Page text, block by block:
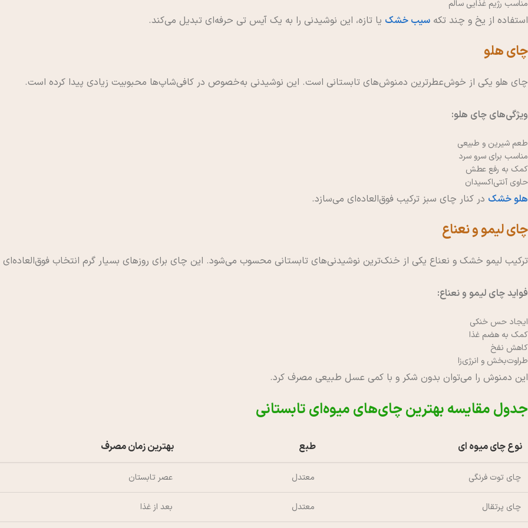
مناسب رژیم غذایی سالم
استفاده از یخ و چند تکه سیب خشک یا تازه، این نوشیدنی را به یک آیس تی حرفه‌ای تبدیل می‌کند.
چای هلو
چای هلو یکی از خوش‌عطرترین دمنوش‌های تابستانی است. این نوشیدنی به‌خصوص در کافی‌شاپ‌ها محبوبیت زیادی پیدا کرده است.
ویژگی‌های چای هلو:
طعم شیرین و طبیعی
مناسب برای سرو سرد
کمک به رفع عطش
حاوی آنتی‌اکسیدان
هلو خشک در کنار چای سبز ترکیب فوق‌العاده‌ای می‌سازد.
چای لیمو و نعناع
ترکیب لیمو خشک و نعناع یکی از خنک‌ترین نوشیدنی‌های تابستانی محسوب می‌شود. این چای برای روزهای بسیار گرم انتخاب
فواید چای لیمو و نعناع:
ایجاد حس خنکی
کمک به هضم غذا
کاهش نفخ
طراوت‌بخش و انرژی‌زا
این دمنوش را می‌توان بدون شکر و با کمی عسل طبیعی مصرف کرد.
جدول مقایسه بهترین چای‌های میوه‌ای تابستانی
نوع چای میوه ای طبع بهترین زمان مصرف
چای توت فرنگی معتدل عصر تابستان
چای پرتقال معتدل بعد از غذا